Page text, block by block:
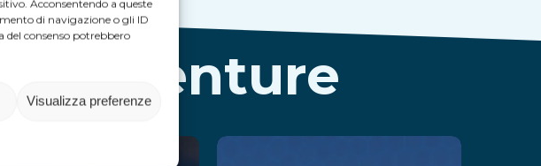
Acconsentendo a queste
di navigazione o gli ID
del consenso potrebbero
Visualizza preferenze
Adventure